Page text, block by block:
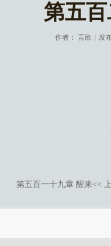
第五
作者： 言欣 发
第五百一十九章 醒来<<